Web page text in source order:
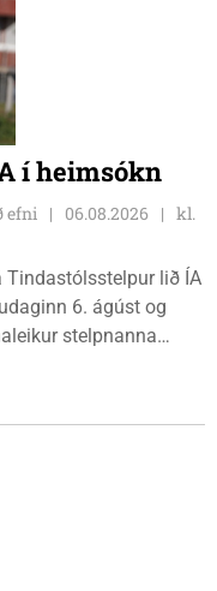
í heimsókn
efni 06.08.2026
kl.
Tindastólsstelpur lið ÍA
6. ágúst og
stelpnanna
lítil háttar rigning og